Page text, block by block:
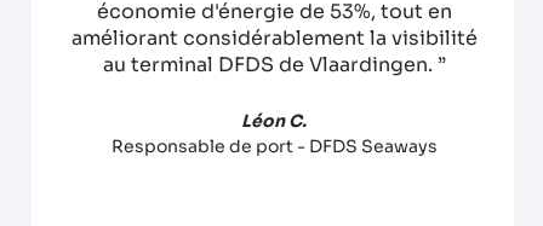
économie d'énergie de 53%, tout en
améliorant considérablement la visibilité
au terminal DFDS de Vlaardingen. ”
Léon C.
Responsable de port - DFDS Seaways